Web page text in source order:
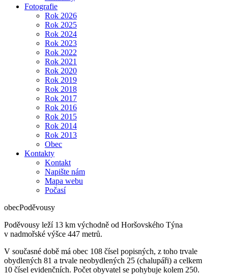
Fotografie
Rok 2026
Rok 2025
Rok 2024
Rok 2023
Rok 2022
Rok 2021
Rok 2020
Rok 2019
Rok 2018
Rok 2017
Rok 2016
Rok 2015
Rok 2014
Rok 2013
Obec
Kontakty
Kontakt
Napište nám
Mapa webu
Počasí
obecPoděvousy
Poděvousy leží 13 km východně od Horšovského Týna
v nadmořské výšce 447 metrů.
V současné době má obec 108 čísel popisných, z toho trvale
obydlených 81 a trvale neobydlených 25 (chalupáři) a celkem
10 čísel evidenčních. Počet obyvatel se pohybuje kolem 250.